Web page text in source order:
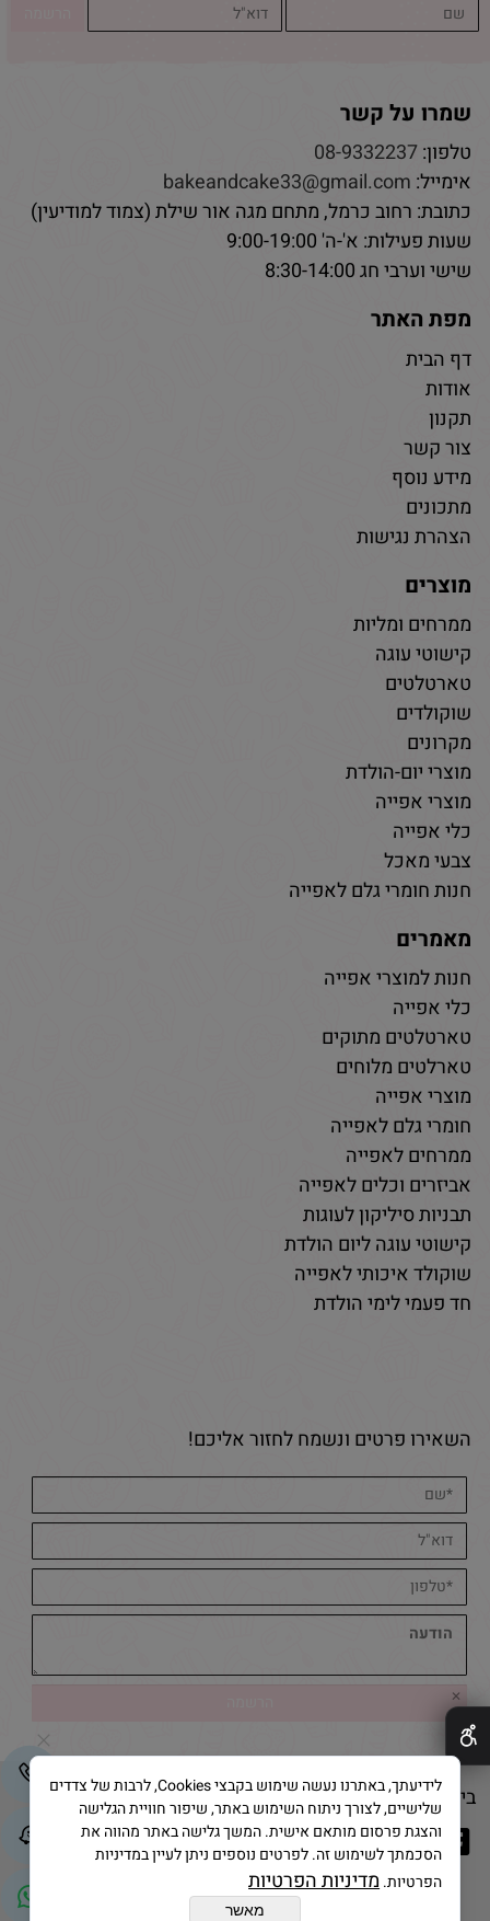
שמרו על קשר
טלפון:08-9332237
אימייל: bakeandcake33@gmail.com
כתובת: רחוב כרמל, מתחם מגה אור שילת (צמוד למודיעין)
שעות פעילות: א'-ה' 9:00-19:00
שישי וערבי חג 8:30-14:00
מפת האתר
דף הבית
אודות
תקנון
צור קשר
מידע נוסף
מתכונים
הצהרת נגישות
מוצרים
ממרחים ומליות
קישוטי עוגה
טארטלטים
שוקולדים
מקרונים
מוצרי יום-הולדת
מוצרי אפייה
כלי אפייה
צבעי מאכל
חנות חומרי גלם לאפייה
מאמרים
חנות למוצרי אפייה
כלי אפייה
טארטלטים מתוקים
טארלטים מלוחים
מוצרי אפייה
חומרי גלם לאפייה
ממרחים לאפייה
אביזרים וכלים לאפייה
תבניות סיליקון לעוגות
קישוטי עוגה ליום הולדת
שוקולד איכותי לאפייה
חד פעמי לימי הולדת
השאירו פרטים ונשמח לחזור אליכם!
בייק אנד קייק © 2025 All Rights Reserved
✕
לידיעתך, באתרנו נעשה שימוש בקבצי Cookies, לרבות של צדדים
שלישיים, לצורך ניתוח השימוש באתר, שיפור חוויית הגלישה
והצגת פרסום מותאם אישית. המשך גלישה באתר מהווה את
הסכמתך לשימוש זה. לפרטים נוספים ניתן לעיין במדיניות
הפרטיות.מדיניות הפרטיות
מאשר